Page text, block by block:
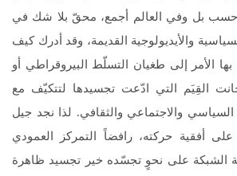
وحسب بل وفي العالم أجمع، محقّ بلا شك في
والأيديولوجية القديمة، وقد أدرك كيف
بها الأمر إلى طغيان التسلّط البيروقراطي أو
القِيَم التي ادّعت تجسيدها لتتكيّف مع
والاجتماعي والثقافي. لذا نجد جيل
على أفقية حركته، رافضاً التمركز العمودي
الشبكة على نحوٍ تجسّده خير تجسيد ظاهرة